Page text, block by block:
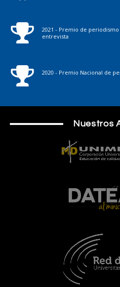
2021 - Premio de
entrevista
2020 - Premio Nacional de
Nuestros